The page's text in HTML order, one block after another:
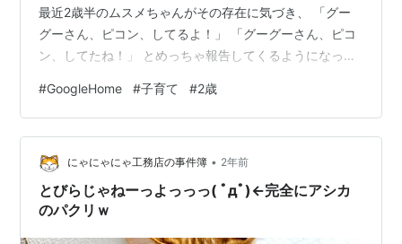
最近2歳半のムスメちゃんがその存在に気づき、 「グー
グーさん、ピコン、してるよ！」 「グーグーさん、ピコ
ン、してたね！」 とめっちゃ報告してくるようになっ
思いつつも、毎回新種の恐竜が発見されたかのように興
奮して報告する姿は微笑ましいのでつい相手してしま
う。 今のGoogleHomeは一昔前の人工無能に近いやり取
りしかできないけど、そのうちGeminiが搭載されて流暢
に対話できるようになるんだろうな。ムスメちゃんはそ
の時代を生きるのであ…
#GoogleHome #子育て #2歳
にゃにゃにゃ工務店の事件簿 • 2年前
とびらじゃねーっよっっっ( ﾟдﾟ)←完全にアシカ
のパクリｗ